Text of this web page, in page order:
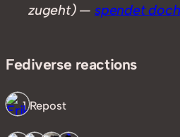
zugeht) —spendet
Fediverse reactions
1 Repost